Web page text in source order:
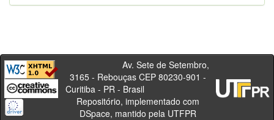
Av. Sete de Setembro,
3165 - Rebouças CEP 80230-901 -
Curitiba - PR - Brasil
Repositório, implementado com
DSpace, mantido pela UTFPR